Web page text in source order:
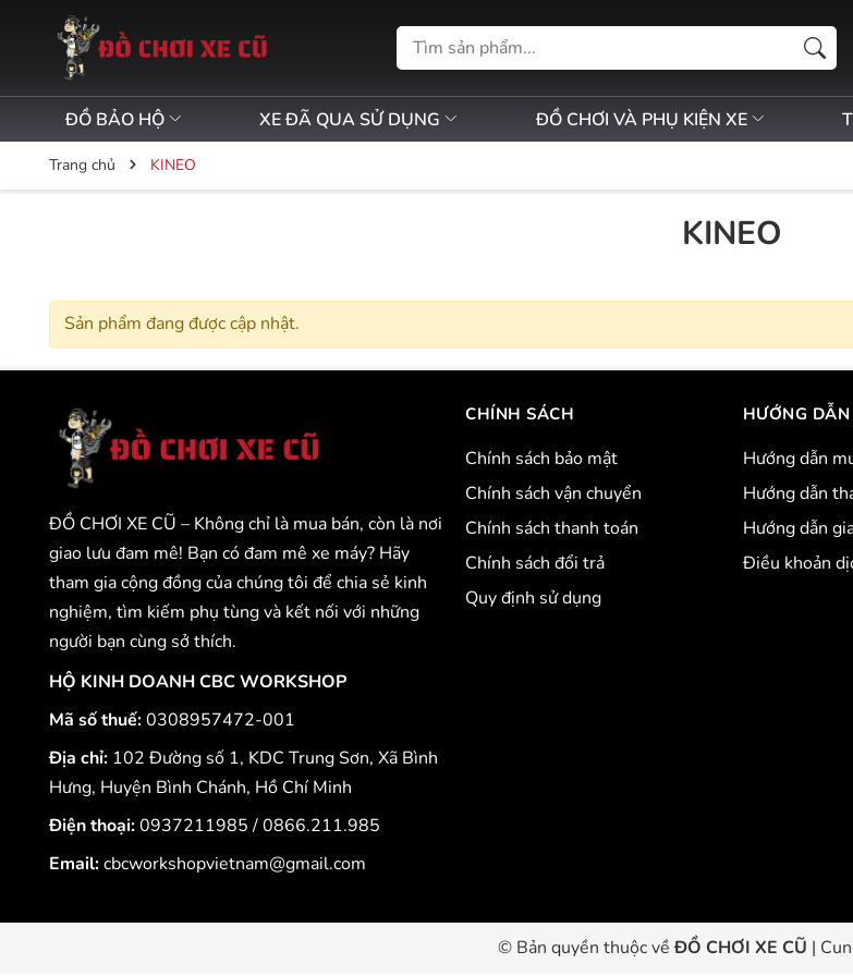
ĐỒ BẢO HỘ XE ĐÃ QUA SỬ DỤNG ĐỒ CHƠI VÀ PHỤ KIỆN XE
Trang chủ KINEO
KINEO
Sản phẩm đang được cập nhật.
ĐỒ CHƠI XE CŨ – Không chỉ là mua bán, còn là nơi
giao lưu đam mê! Bạn có đam mê xe máy? Hãy
tham gia cộng đồng của chúng tôi để chia sẻ kinh
nghiệm, tìm kiếm phụ tùng và kết nối với những
người bạn cùng sở thích.
HỘ KINH DOANH CBC WORKSHOP
Mã số thuế:0308957472-001
Địa chỉ: 102 Đường số 1, KDC Trung Sơn, Xã Bình
Hưng, Huyện Bình Chánh, Hồ Chí Minh
Điện thoại:0937211985/0866.211.985
Email:cbcworkshopvietnam@gmail.com
CHÍNH SÁCH
Chính sách bảo mật
Chính sách vận chuyển
Chính sách thanh toán
Chính sách đổi trả
Quy định sử dụng
HƯỚNG DẪN
Hướng dẫn
Hướng dẫn
Hướng dẫn
Điều khoản
© Bản quyền thuộc vềĐỒ CHƠI XE CŨ |